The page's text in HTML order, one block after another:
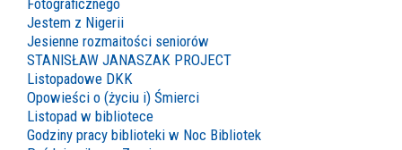
Fotograficznego
Jestem z Nigerii
Jesienne rozmaitości seniorów
STANISŁAW JANASZAK PROJECT
Listopadowe DKK
Opowieści o (życiu i) Śmierci
Listopad w bibliotece
Godziny pracy biblioteki w Noc Bibliotek